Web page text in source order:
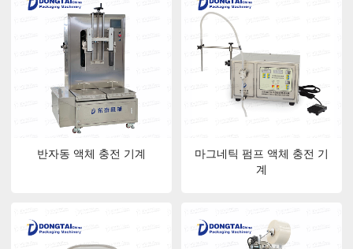
반자동 액체 충전 기계
마그네틱 펌프 액체 충전 기
계